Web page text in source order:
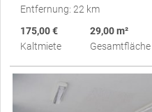
Entfernung: 22 km
175,00 €
Kaltmiete
29,00 m²
Gesamtfläche